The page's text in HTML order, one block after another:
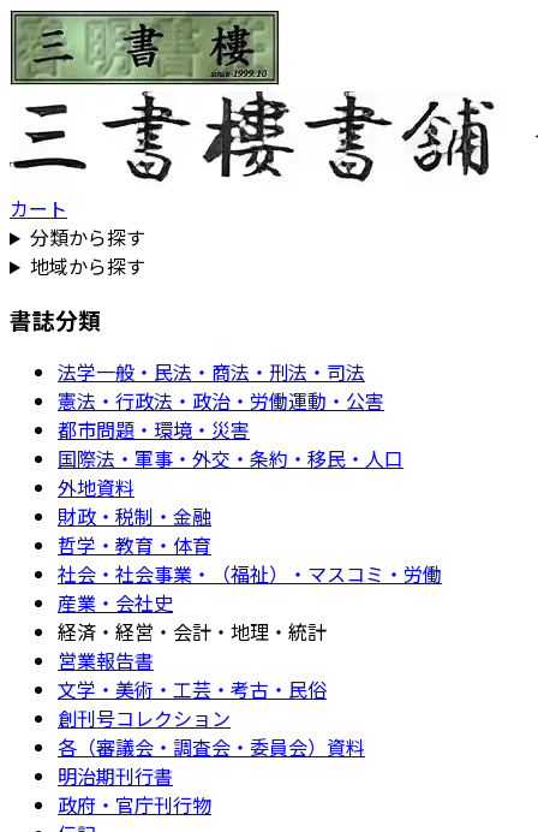
カート
分類から探す
地域から探す
書誌分類
法学一般・民法・商法・刑法・司法
憲法・行政法・政治・労働運動・公害
都市問題・環境・災害
国際法・軍事・外交・条約・移民・人口
外地資料
財政・税制・金融
哲学・教育・体育
社会・社会事業・（福祉）・マスコミ・労働
産業・会社史
経済・経営・会計・地理・統計
営業報告書
文学・美術・工芸・考古・民俗
創刊号コレクション
各（審議会・調査会・委員会）資料
明治期刊行書
政府・官庁刊行物